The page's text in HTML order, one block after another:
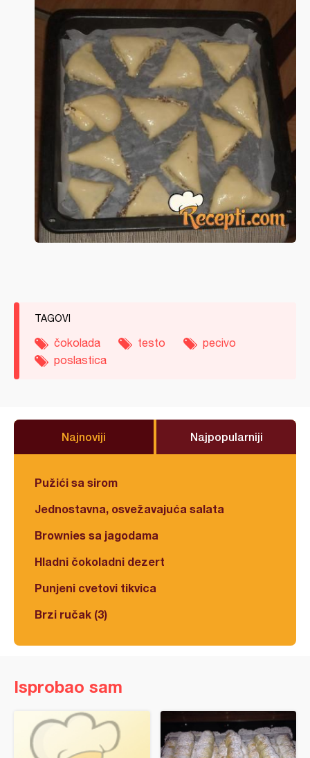
TAGOVI
čokolada testo
pecivo
poslastica
Najnoviji Najpopularniji
Pužići sa sirom
Jednostavna, osvežavajuća salata
Brownies sa jagodama
Hladni čokoladni dezert
Punjeni cvetovi tikvica
Brzi ručak (3)
Isprobao sam